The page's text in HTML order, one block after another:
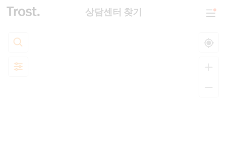
상담센터 찾기